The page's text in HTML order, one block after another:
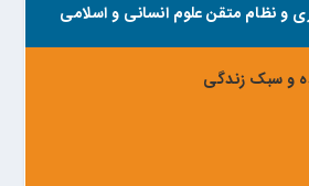
و نظام متقن علوم انسانی و اسلامی
و سبک زندگی